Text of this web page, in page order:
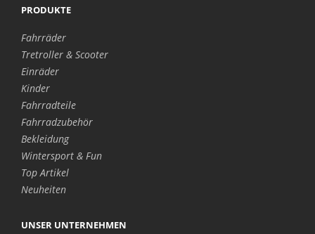
PRODUKTE
Fahrräder
Tretroller & Scooter
Einräder
Kinder
Fahrradteile
Fahrradzubehör
Bekleidung
Wintersport & Fun
Top Artikel
Neuheiten
UNSER UNTERNEHMEN